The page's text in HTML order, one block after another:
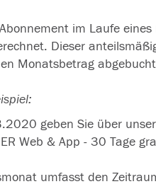
im Laufe
Dieser
Monatsbetrag
geben Sie über
Web & App - 30 Tage
umfasst den